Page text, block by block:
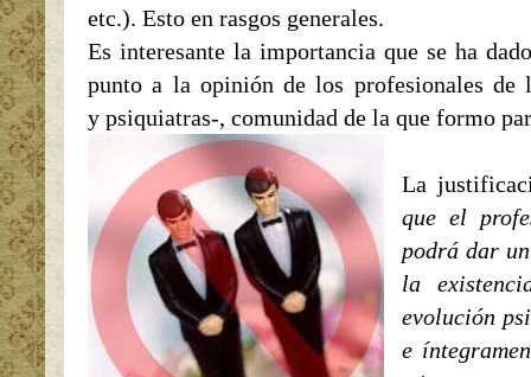
etc.). Esto en rasgos generales.
Es interesante la importancia que se ha
punto a la opinión de los profesionales de
y psiquiatras-, comunidad de la que formo
La
que el
podrá dar
la
evolución
e